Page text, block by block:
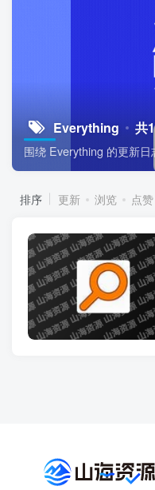
Everything 共
围绕 Everything 的更新
排序 更新 浏览 点赞